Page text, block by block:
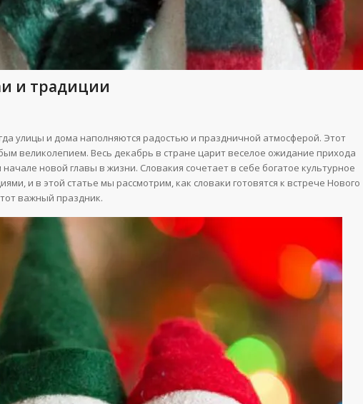
и традиции
улицы и дома наполняются радостью и праздничной атмосферой. Этот
великолепием. Весь декабрь в стране царит веселое ожидание прихода
новой главы в жизни. Словакия сочетает в себе богатое культурное
и в этой статье мы рассмотрим, как словаки готовятся к встрече Нового
важный праздник.